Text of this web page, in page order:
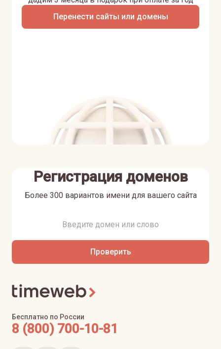
Перенести сайты или домены
Регистрация доменов
Более 300 вариантов имени для вашего сайта
Проверить
Бесплатно по России
8 (800) 700-10-81